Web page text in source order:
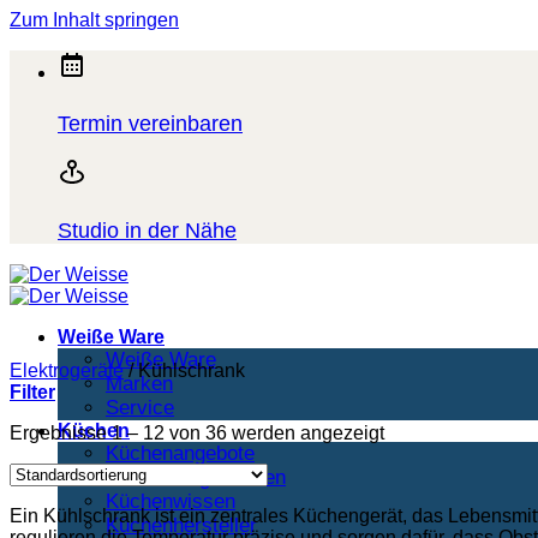
Zum Inhalt springen
Termin vereinbaren
Studio in der Nähe
Weiße Ware
Weiße Ware
Marken
Service
Küchen
Küchenangebote
Ausstellungsküchen
Küchenwissen
Küchenhersteller
Elektrogeräte /Kühlschrank
Filter
Ergebnisse 1 – 12 von 36 werden angezeigt
Ein Kühlschrank ist ein zentrales Küchengerät, das